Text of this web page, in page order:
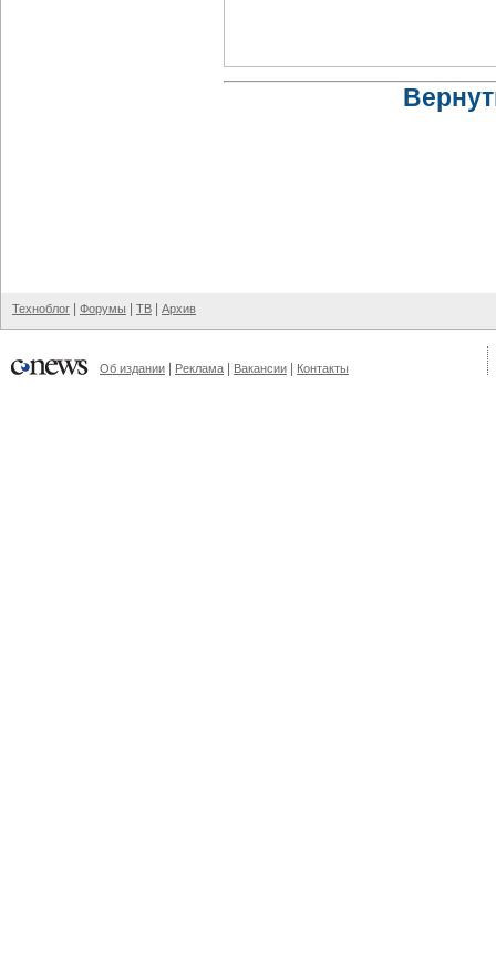
Техноблог Форумы ТВ Архив
Об издании Реклама Вакансии Контакты